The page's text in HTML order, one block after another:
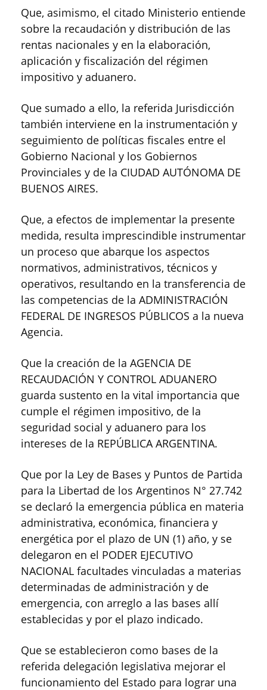
Que, asimismo, el citado Ministerio entiende
sobre la recaudación y distribución de las
rentas nacionales y en la elaboración,
aplicación y fiscalización del régimen
impositivo y aduanero.
Que sumado a ello, la referida Jurisdicción
también interviene en la instrumentación y
seguimiento de políticas fiscales entre el
Gobierno Nacional y los Gobiernos
Provinciales y de la CIUDAD AUTÓNOMA DE
BUENOS AIRES.
Que, a efectos de implementar la presente
medida, resulta imprescindible instrumentar
un proceso que abarque los aspectos
normativos, administrativos, técnicos y
operativos, resultando en la transferencia de
las competencias de la ADMINISTRACIÓN
FEDERAL DE INGRESOS PÚBLICOS a la nueva
Agencia.
Que la creación de la AGENCIA DE
RECAUDACIÓN Y CONTROL ADUANERO
guarda sustento en la vital importancia que
cumple el régimen impositivo, de la
seguridad social y aduanero para los
intereses de la REPÚBLICA ARGENTINA.
Que por la Ley de Bases y Puntos de Partida
para la Libertad de los Argentinos N° 27.742
se declaró la emergencia pública en materia
administrativa, económica, financiera y
energética por el plazo de UN (1) año, y se
delegaron en el PODER EJECUTIVO
NACIONAL facultades vinculadas a materias
determinadas de administración y de
emergencia, con arreglo a las bases allí
establecidas y por el plazo indicado.
Que se establecieron como bases de la
referida delegación legislativa mejorar el
funcionamiento del Estado para lograr una